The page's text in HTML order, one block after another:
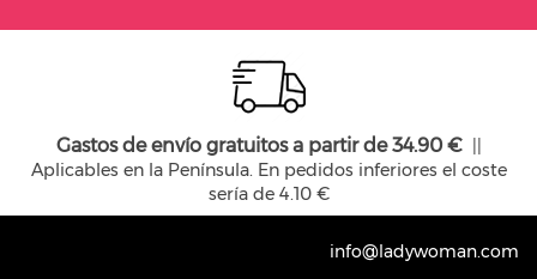
Gastos de envío gratuitos a partir de 34.90 €
Aplicables en la Península. En pedidos inferiores el coste
sería de 4.10 €
info@ladywoman.com